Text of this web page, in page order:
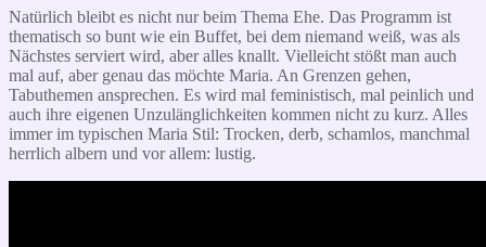
Natürlich bleibt es nicht nur beim Thema Ehe. Das Programm ist
thematisch so bunt wie ein Buffet, bei dem niemand weiß, was als
Nächstes serviert wird, aber alles knallt. Vielleicht stößt man auch
mal auf, aber genau das möchte Maria. An Grenzen gehen,
Tabuthemen ansprechen. Es wird mal feministisch, mal peinlich und
auch ihre eigenen Unzulänglichkeiten kommen nicht zu kurz. Alles
immer im typischen Maria Stil: Trocken, derb, schamlos, manchmal
herrlich albern und vor allem: lustig.